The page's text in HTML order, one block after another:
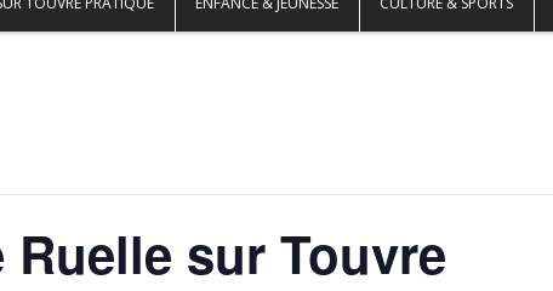
sur Touvre